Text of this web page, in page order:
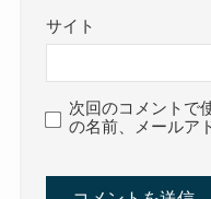
サイト
次回のコメントで
の名前、メールア